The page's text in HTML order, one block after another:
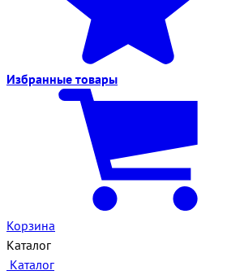
Избранные товары
Корзина
Каталог
Каталог